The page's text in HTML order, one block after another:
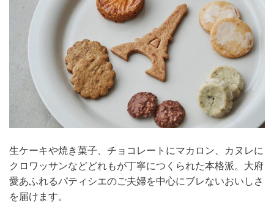
生ケーキや焼き菓子、チョコレートにマカロン、カヌレに
クロワッサンなどどれもが丁寧につくられた本格派。大府
愛あふれるパティシエのご夫婦を中心にブレないおいしさ
を届けます。